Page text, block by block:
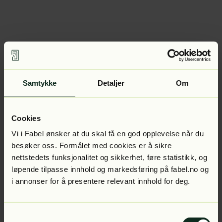
Samtykke Detaljer Om
Cookies
Vi i Fabel ønsker at du skal få en god opplevelse når du
besøker oss. Formålet med cookies er å sikre
nettstedets funksjonalitet og sikkerhet, føre statistikk, og
løpende tilpasse innhold og markedsføring på fabel.no og
i annonser for å presentere relevant innhold for deg.